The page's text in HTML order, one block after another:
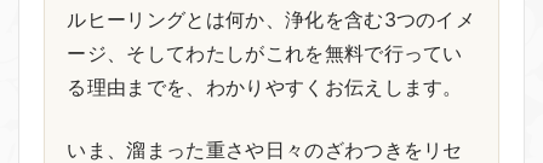
ルヒーリングとは何か、浄化を含む3つのイメ
ージ、そしてわたしがこれを無料で行ってい
る理由までを、わかりやすくお伝えします。
いま、溜まった重さや日々のざわつきをリセ